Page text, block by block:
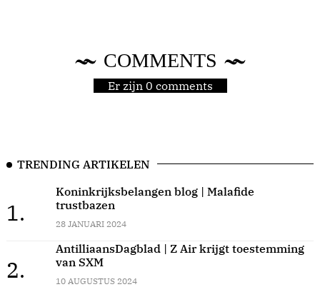
COMMENTS
Er zijn 0 comments
TRENDING ARTIKELEN
1.
Koninkrijksbelangen blog | Malafide
trustbazen
28 JANUARI 2024
2.
AntilliaansDagblad | Z Air krijgt toestemming
van SXM
10 AUGUSTUS 2024